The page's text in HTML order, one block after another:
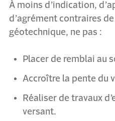
À moins d’indication,
d’agrément contraires de
géotechnique, ne pas :
Placer de remblai au
Accroître la pente du
Réaliser de travaux
versant.